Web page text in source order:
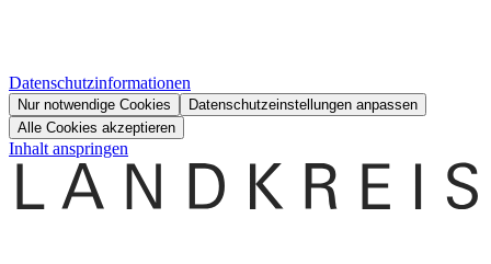
Datenschutzinformationen
Nur notwendige Cookies
Datenschutzeinstellungen anpassen
Alle Cookies akzeptieren
Inhalt anspringen